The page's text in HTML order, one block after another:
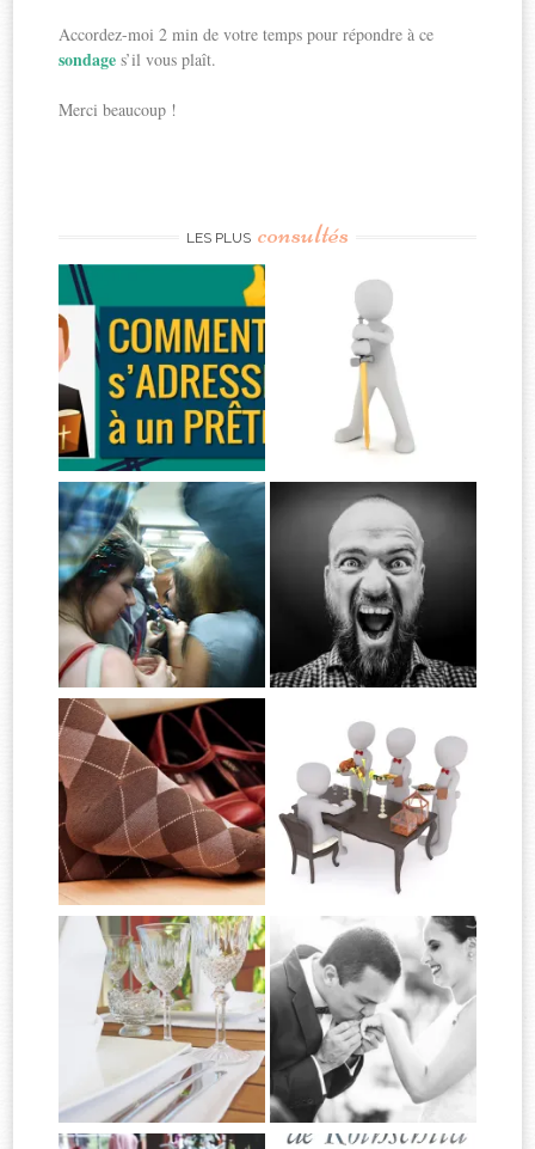
Accordez-moi 2 min de votre temps pour répondre à ce
sondages’il vous plaît.
Merci beaucoup !
LES PLUS consultés